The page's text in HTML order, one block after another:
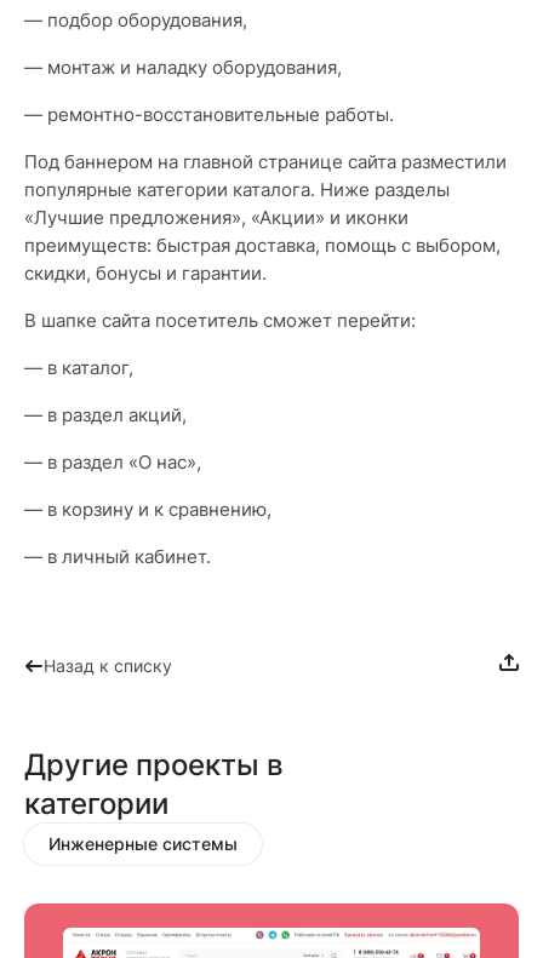
— подбор оборудования,
— монтаж и наладку оборудования,
— ремонтно-восстановительные работы.
Под баннером на главной странице сайта разместили
популярные категории каталога. Ниже разделы
«Лучшие предложения», «Акции» и иконки
преимуществ: быстрая доставка, помощь с выбором,
скидки, бонусы и гарантии.
В шапке сайта посетитель сможет перейти:
— в каталог,
— в раздел акций,
— в раздел «О нас»,
— в корзину и к сравнению,
— в личный кабинет.
Назад к списку
Другие проекты в
категории
Инженерные системы